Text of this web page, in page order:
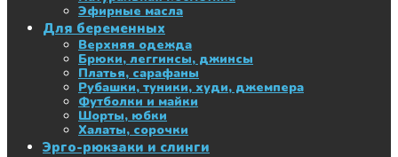
Эфирные масла
Для беременных
Верхняя одежда
Брюки, леггинсы, джинсы
Платья, сарафаны
Рубашки, туники, худи, джемпера
Футболки и майки
Шорты, юбки
Халаты, сорочки
Эрго-рюкзаки и слинги